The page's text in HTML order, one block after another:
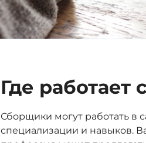
Где работает
Сборщики могут работать в
специализации и навыков.